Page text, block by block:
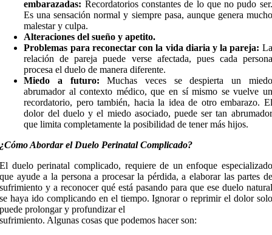
embarazadas: Recordatorios constantes de lo que no pudo ser.
Es una sensación normal y siempre pasa, aunque genera mucho
malestar y culpa.
Alteraciones del sueño y apetito.
Problemas para reconectar con la vida diaria y la pareja: La
relación de pareja puede verse afectada, pues cada persona
procesa el duelo de manera diferente.
Miedo a futuro: Muchas veces se despierta un miedo
abrumador al contexto médico, que en sí mismo se vuelve un
recordatorio, pero también, hacia la idea de otro embarazo. El
dolor del duelo y el miedo asociado, puede ser tan abrumador
que limita completamente la posibilidad de tener más hijos.
¿Cómo Abordar el Duelo Perinatal Complicado?
El duelo perinatal complicado, requiere de un enfoque especializado
que ayude a la persona a procesar la pérdida, a elaborar las partes de
sufrimiento y a reconocer qué está pasando para que ese duelo natural
se haya ido complicando en el tiempo. Ignorar o reprimir el dolor solo
puede prolongar y profundizar el
sufrimiento. Algunas cosas que podemos hacer son: